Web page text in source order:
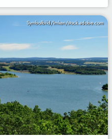
Symbolbild/Imken/stock.adobe.com